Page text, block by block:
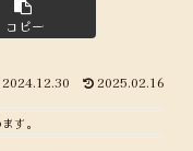
コピー
2024.12.30 2025.02.16
す。